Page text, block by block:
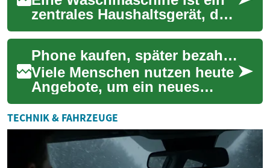
zentrales Haushaltsgerät, das
den Alltag erheblich
erleichtern kann, besonders
für ältere ...
Phone kaufen, später bezahlen: Optionen, Kosten und Hinweise
Viele Menschen nutzen heute
Angebote, um ein neues
Phone zu kaufen und die
Kosten auf mehrere Monate
zu verteilen. So...
TECHNIK & FAHRZEUGE